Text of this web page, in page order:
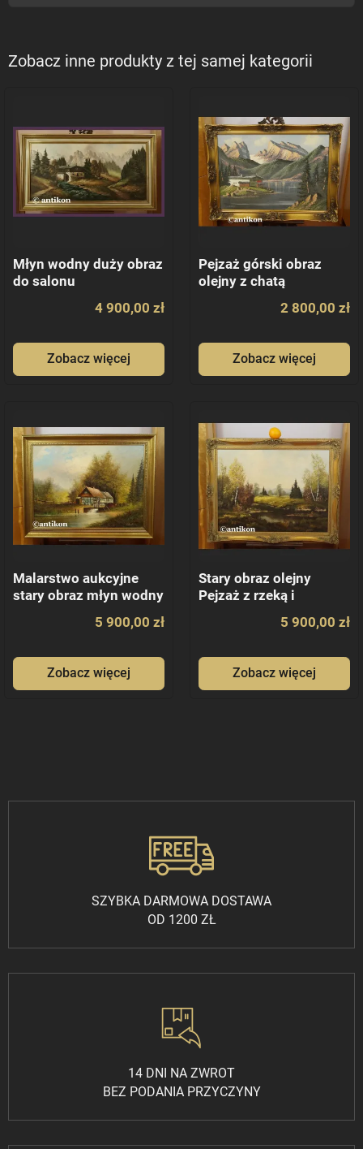
Zobacz inne produkty z tej samej kategorii
Młyn wodny duży obraz
do salonu
4 900,00 zł
Zobacz więcej
Pejzaż górski obraz
olejny z chatą
2 800,00 zł
Zobacz więcej
Malarstwo aukcyjne
stary obraz młyn wodny
5 900,00 zł
Zobacz więcej
Stary obraz olejny
Pejzaż z rzeką i
5 900,00 zł
Zobacz więcej
SZYBKA DARMOWA DOSTAWA
OD 1200 ZŁ
14 DNI NA ZWROT
BEZ PODANIA PRZYCZYNY